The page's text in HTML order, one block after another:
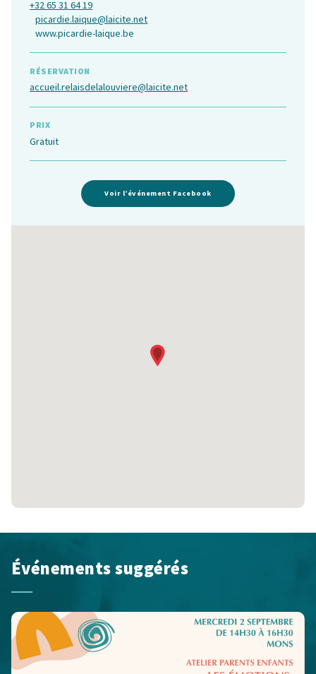
+32 65 31 64 19
picardie.laique@laicite.net
www.picardie-laique.be
RÉSERVATION
accueil.relaisdelalouviere@laicite.net
PRIX
Gratuit
Voir l’événement Facebook
Événements suggérés